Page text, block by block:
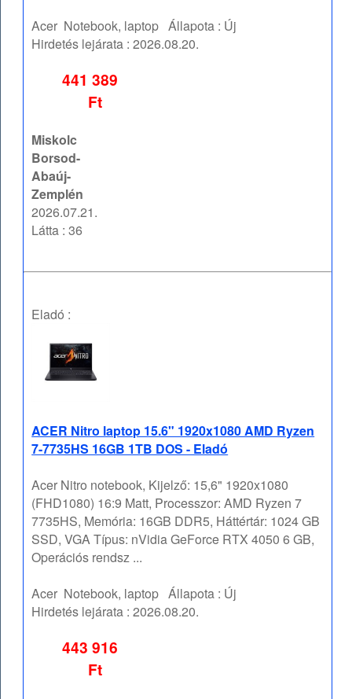
Acer Notebook, laptop Állapota : Új
Hirdetés lejárata :2026.08.20.
441 389
Ft
Miskolc
Borsod-
Abaúj-
Zemplén
2026.07.21.
Látta : 36
Eladó :
ACER Nitro laptop 15.6" 1920x1080 AMD Ryzen
7-7735HS 16GB 1TB DOS - Eladó
Acer Nitro notebook, Kijelző: 15,6" 1920x1080
(FHD1080) 16:9 Matt, Processzor: AMD Ryzen 7
7735HS, Memória: 16GB DDR5, Háttértár: 1024 GB
SSD, VGA Típus: nVidia GeForce RTX 4050 6 GB,
Operációs rendsz ...
Acer Notebook, laptop Állapota : Új
Hirdetés lejárata :2026.08.20.
443 916
Ft